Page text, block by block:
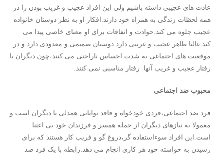
عادت های عجیبی داشته باشیم ولی این افراد عجیب و غریب بودن را در
همه لحظات زندگی به همراه خود دارند.افکار او به نظر دوستان خانواده
عجیب جلوه می کند.حوادث و اتفاقات برای او معنای خاصی پیدا می
کند.غالبا ظاهر عجیب و غریبی دارد.دوستان صمیمی و معدودی دارد و در
موقعیت های اجتماعی به شدت احساس ناراحتی می کنند،چون دیگران با
رفتار عجیب و غریب آنها رفتار مناسبی نمی کنند.
محبوب ضد اجتماعی
فرد ضد اجتماعی،فردی خودخواه و فاقد توانایی همدلی با دیگران است و
معمولا به نیازهای دیگران از جمله همسر و فرزندان خود بی اعتنا
است.این افراد سوءاستفاده گر،دروغ گو و فریب کار هستند که برای
رسیدن به خواسته خود هر کاری انجام می دهد.رابطه با یک فرد ضد